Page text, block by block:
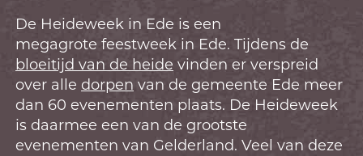
De Heideweek in Ede is een
megagrote feestweek in Ede. Tijdens de
bloeitijd van de heide vinden er verspreid
over alle dorpen van de gemeente Ede meer
dan 60 evenementen plaats. De Heideweek
is daarmee een van de grootste
evenementen van Gelderland. Veel van deze